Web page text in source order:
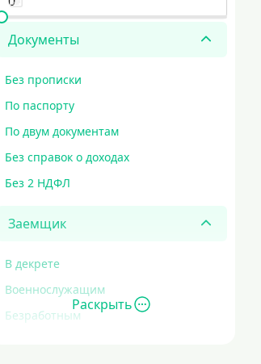
мгновенные кредитные карты
Документы
Без прописки
По паспорту
По двум документам
Без справок о доходах
Без 2 НДФЛ
Заемщик
В декрете
Военнослужащим
Безработным
Раскрыть